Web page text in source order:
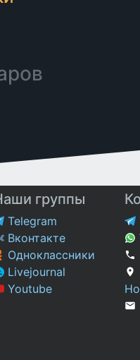
группы
Telegram
Вконтакте
Одноклассники
Livejournal
Youtube